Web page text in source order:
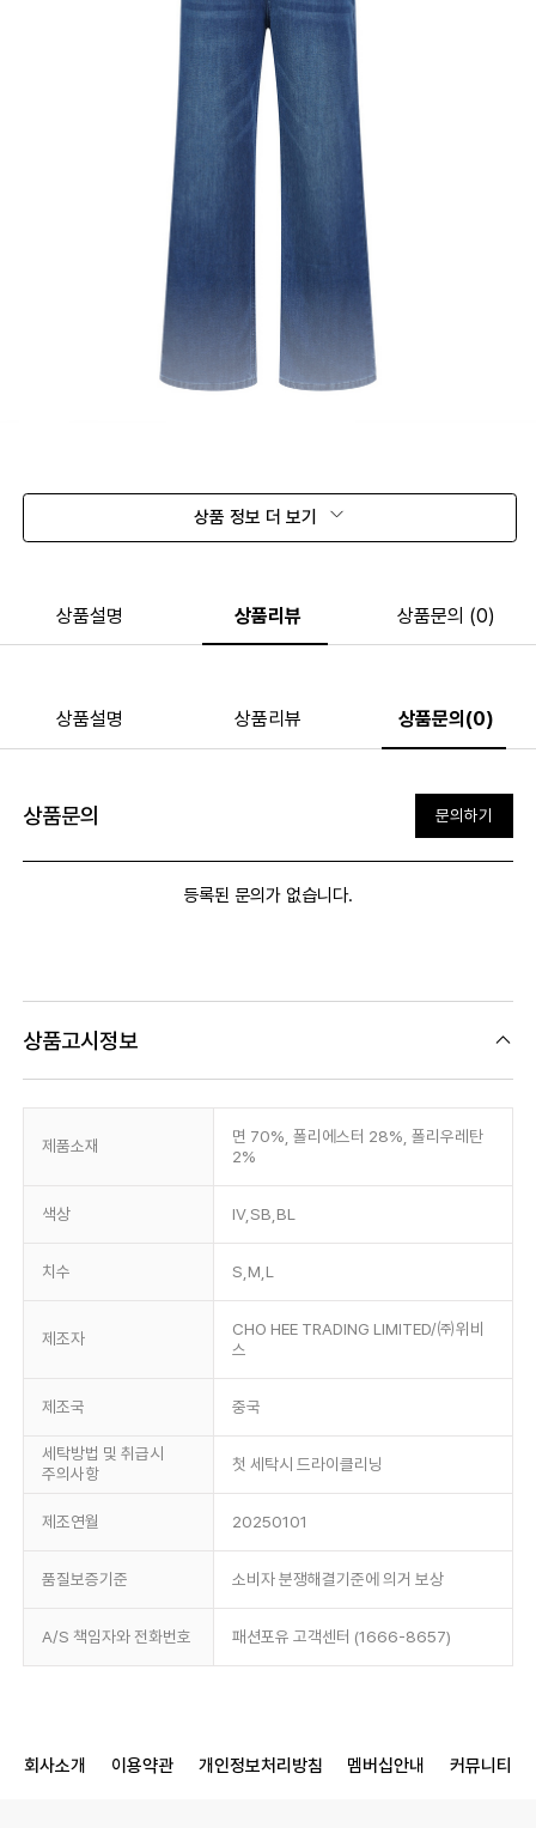
상품 정보 더 보기
상품설명 상품리뷰 상품문의 (0)
상품설명 상품리뷰 상품문의(0)
상품문의 문의하기
등록된 문의가 없습니다.
상품고시정보
제품소재
면 70%, 폴리에스터 28%, 폴리우레탄
2%
색상 IV,SB,BL
치수 S,M,L
제조자
CHO HEE TRADING LIMITED/㈜위비
스
제조국 중국
세탁방법 및 취급시
주의사항
첫 세탁시 드라이클리닝
제조연월 20250101
품질보증기준 소비자 분쟁해결기준에 의거 보상
A/S 책임자와 전화번호 패션포유 고객센터 (1666-8657)
회사소개 이용약관 개인정보처리방침 멤버십안내 커뮤니티